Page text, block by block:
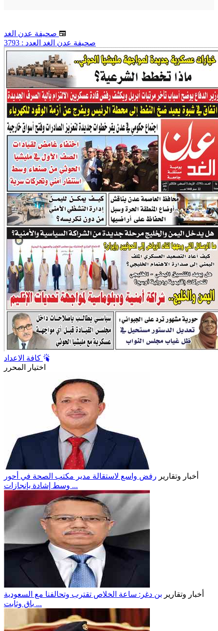
صحيفة عدن الغد العدد : 3793
اختيار المحرر
أخبار وتقارير رفض واسع لاستقالة مدير مكتب الصحة في أحور
وسط إشادة بإنجازات ...
أخبار وتقارير بن دغر: ساعة الخلاص تقترب وتحالفنا مع السعودية
باقٍ وثابت ...